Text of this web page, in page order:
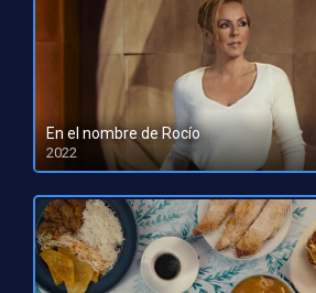
En el nombre de Rocío
2022
HD 1080pHD 720p